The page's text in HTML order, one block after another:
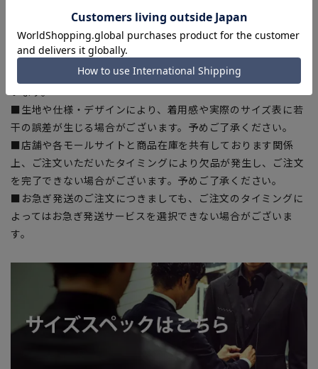
ある場合がございますので、予めご了承ください。
■サイズスペックは仕上がりサイズを記載しております。
■ブラウザやお使いのモニター環境、また撮影時の室内外の光
加減により、実際の商品と掲載画像の色味が異なる場合がござ
います。
■生地や仕様・デザインにより、着用感や実際のサイズ表に若
干の誤差が生じる場合がございます。予めご了承ください。
■店舗や各モールサイトと商品在庫を共有しております関係
上、ご注文いただいたタイミングにより欠品が発生し、ご注文
を完了できない場合がございます。予めご了承ください。
■お急ぎ発送のご注文につきましても、ご注文のタイミングに
よってはお急ぎ発送サービスを選択できない場合がございま
す。